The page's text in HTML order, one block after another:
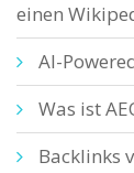
einen
AI-
Was ist
Backlinks